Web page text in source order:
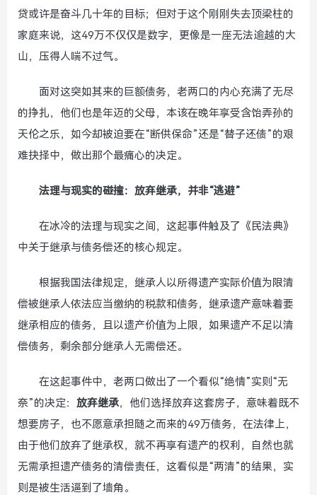
贷或许是奋斗几十年的目标；但对于这个刚刚失去顶梁柱的
家庭来说，这49万不仅仅是数字，更像是一座无法逾越的大
山，压得人喘不过气。
面对这突如其来的巨额债务，老两口的内心充满了无尽
的挣扎，他们也是年迈的父母，本该在晚年享受含饴弄孙的
天伦之乐，如今却被迫要在“断供保命”还是“替子还债”的艰
难抉择中，做出那个最痛心的决定。
法理与现实的碰撞：放弃继承，并非“逃避”
在冰冷的法理与现实之间，这起事件触及了《民法典》
中关于继承与债务偿还的核心规定。
根据我国法律规定，继承人以所得遗产实际价值为限清
偿被继承人依法应当缴纳的税款和债务，继承遗产意味着要
继承相应的债务，且以遗产价值为上限，如果遗产不足以清
偿债务，剩余部分继承人无需偿还。
在这起事件中，老两口做出了一个看似“绝情”实则“无
奈”的决定： 放弃继承，他们选择放弃这套房子，意味着既不
想要房子，也不愿意承担随之而来的49万债务，在法律上，
由于他们放弃了继承权，就不再享有遗产的权利，自然也就
无需承担遗产债务的清偿责任，这看似是“两清”的结果，实
则是被生活逼到了墙角。